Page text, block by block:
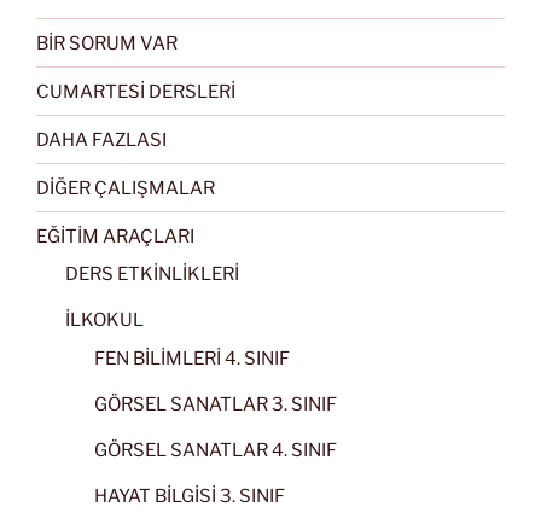
BİR SORUM VAR
CUMARTESİ DERSLERİ
DAHA FAZLASI
DİĞER ÇALIŞMALAR
EĞİTİM ARAÇLARI
DERS ETKİNLİKLERİ
İLKOKUL
FEN BİLİMLERİ 4. SINIF
GÖRSEL SANATLAR 3. SINIF
GÖRSEL SANATLAR 4. SINIF
HAYAT BİLGİSİ 3. SINIF